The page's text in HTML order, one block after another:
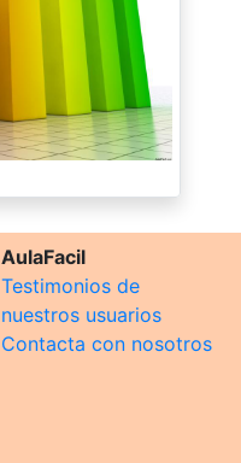
AulaFacil
Testimonios de
nuestros usuarios
Contacta con nosotros